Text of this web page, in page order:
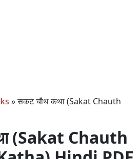
»सकट चौथ कथा (Sakat Chauth
(Sakat Chauth